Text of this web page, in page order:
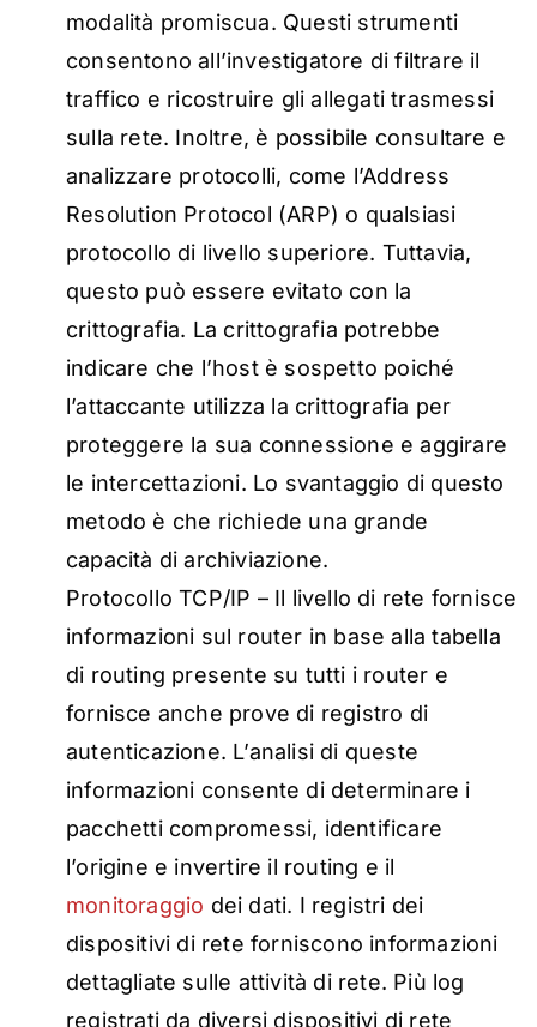
modalità promiscua. Questi strumenti
consentono all’investigatore di filtrare il
traffico e ricostruire gli allegati trasmessi
sulla rete. Inoltre, è possibile consultare e
analizzare protocolli, come l’Address
Resolution Protocol (ARP) o qualsiasi
protocollo di livello superiore. Tuttavia,
questo può essere evitato con la
crittografia. La crittografia potrebbe
indicare che l’host è sospetto poiché
l’attaccante utilizza la crittografia per
proteggere la sua connessione e aggirare
le intercettazioni. Lo svantaggio di questo
metodo è che richiede una grande
capacità di archiviazione.
Protocollo TCP/IP – Il livello di rete fornisce
informazioni sul router in base alla tabella
di routing presente su tutti i router e
fornisce anche prove di registro di
autenticazione. L’analisi di queste
informazioni consente di determinare i
pacchetti compromessi, identificare
l’origine e invertire il routing e il
monitoraggio dei dati. I registri dei
dispositivi di rete forniscono informazioni
dettagliate sulle attività di rete. Più log
registrati da diversi dispositivi di rete